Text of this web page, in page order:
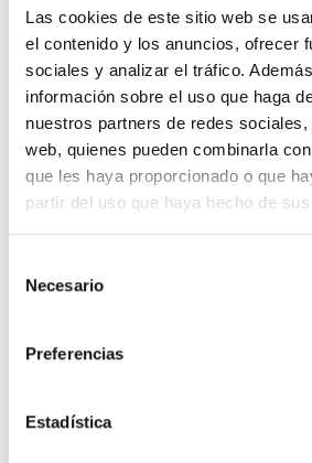
Las cookies de este sitio web se
el contenido y los anuncios, ofrecer
sociales y analizar el tráfico.
información sobre el uso que haga
nuestros partners de redes
web, quienes pueden combinarla
que les haya proporcionado o que
partir del uso que haya hecho de
de cookies
Necesario
Preferencias
Estadística